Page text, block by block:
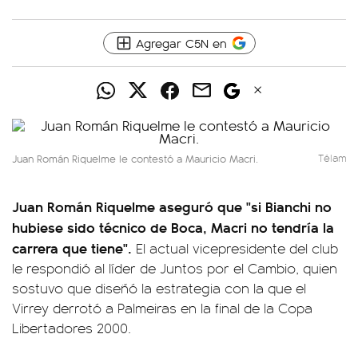
Agregar C5N en
Juan Román Riquelme le contestó a Mauricio Macri. Télam
Juan Román Riquelme aseguró que "si Bianchi no
hubiese sido técnico de Boca, Macri no tendría la
carrera que tiene". El actual vicepresidente del club
le respondió al líder de Juntos por el Cambio, quien
sostuvo que diseñó la estrategia con la que el
Virrey derrotó a Palmeiras en la final de la Copa
Libertadores 2000.